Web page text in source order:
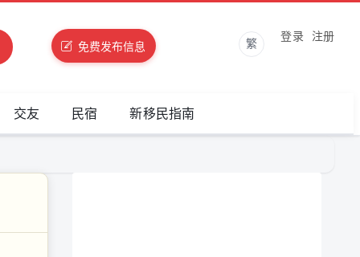
免费发布信息 繁
登录 注册
交友 民宿 新移民指南